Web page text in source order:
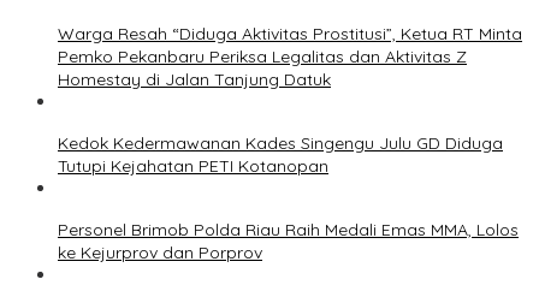
Warga Resah “Diduga Aktivitas Prostitusi”, Ketua RT Minta
Pemko Pekanbaru Periksa Legalitas dan Aktivitas Z
Homestay di Jalan Tanjung Datuk
Kedok Kedermawanan Kades Singengu Julu GD Diduga
Tutupi Kejahatan PETI Kotanopan
Personel Brimob Polda Riau Raih Medali Emas MMA, Lolos
ke Kejurprov dan Porprov